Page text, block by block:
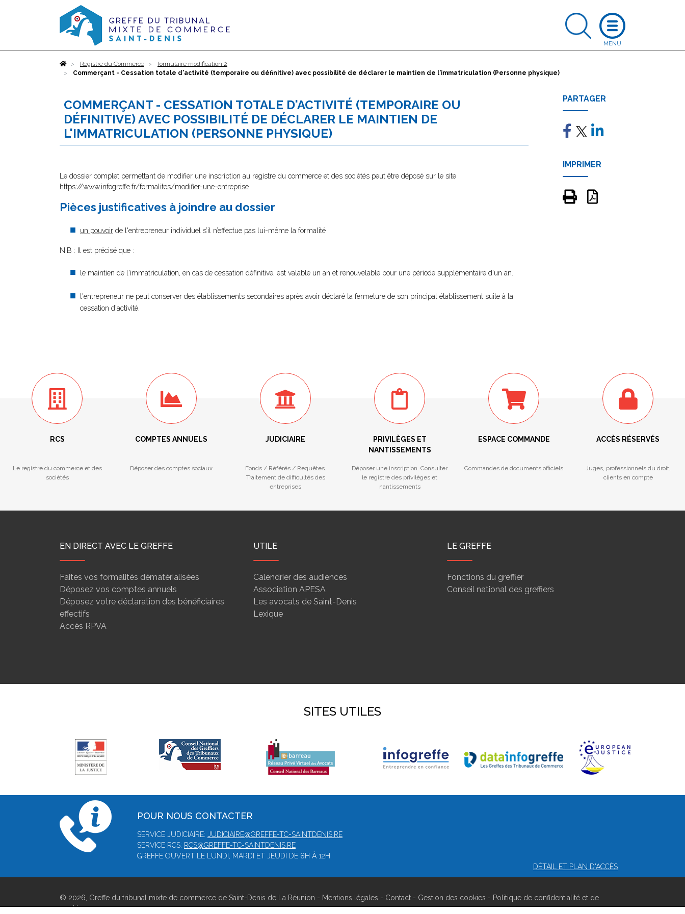
AccueilRegistre du Commerce
formulaire modification 2
Commerçant - Cessation totale d'activité (temporaire ou définitive) avec possibilité de déclarer le maintien de l'immatriculation (Personne physique)
COMMERÇANT - CESSATION TOTALE D'ACTIVITÉ (TEMPORAIRE OU
DÉFINITIVE) AVEC POSSIBILITÉ DE DÉCLARER LE MAINTIEN DE
L'IMMATRICULATION (PERSONNE PHYSIQUE)
Le dossier complet permettant de modifier une inscription au registre du commerce et des sociétés peut être déposé sur le site
https://www.infogreffe.fr/formalites/modifier-une-entreprise
Pièces justificatives à joindre au dossier
un pouvoir de l'entrepreneur individuel s’il n’effectue pas lui-même la formalité
N.B : Il est précisé que :
le maintien de l'immatriculation, en cas de cessation définitive, est valable un an et renouvelable pour une période supplémentaire d'un an.
l'entrepreneur ne peut conserver des établissements secondaires après avoir déclaré la fermeture de son principal établissement suite à la
cessation d'activité.
PARTAGER
IMPRIMER
RCS
Le registre du commerce et des
sociétés
COMPTES ANNUELS
Déposer des comptes sociaux
JUDICIAIRE
Fonds / Référés / Requêtes.
Traitement de difficultés des
entreprises
PRIVILÈGES ET
NANTISSEMENTS
Déposer une inscription. Consulter
le registre des privilèges et
nantissements
ESPACE COMMANDE
Commandes de documents officiels
ACCÈS RÉSERVÉS
Juges, professionnels du droit,
clients en compte
EN DIRECT AVEC LE GREFFE
Faites vos formalités dématérialisées
Déposez vos comptes annuels
Déposez votre déclaration des bénéficiaires
effectifs
Accès RPVA
UTILE
Calendrier des audiences
Association APESA
Les avocats de Saint-Denis
Lexique
LE GREFFE
Fonctions du greffier
Conseil national des greffiers
SITES UTILES
POUR NOUS CONTACTER
SERVICE JUDICIAIRE: JUDICIAIRE@GREFFE-TC-SAINTDENIS.RE
SERVICE RCS: RCS@GREFFE-TC-SAINTDENIS.RE
GREFFE OUVERT LE LUNDI, MARDI ET JEUDI DE 8H À 12H
DÉTAIL ET PLAN D'ACCÈS
© 2026, Greffe du tribunal mixte de commerce de Saint-Denis de La Réunion - Mentions légales - Contact - Gestion des cookies - Politique de confidentialité et de
cookies